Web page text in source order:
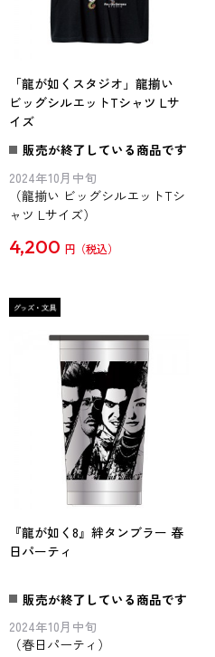
「龍が如くスタジオ」龍揃い
ビッグシルエットTシャツ Lサ
イズ
販売が終了している商品です
2024年10月中旬
（龍揃い ビッグシルエットTシ
ャツ Lサイズ）
4,200 円
『龍が如く8』絆タンブラー 春
日パーティ
販売が終了している商品です
2024年10月中旬
（春日パーティ）